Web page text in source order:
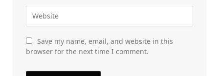
Save my name, email, and website in this
browser for the next time I comment.